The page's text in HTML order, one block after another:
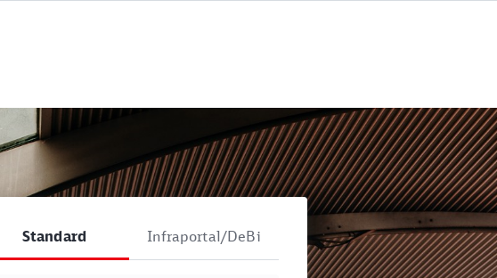
Standard Infraportal/DeBi